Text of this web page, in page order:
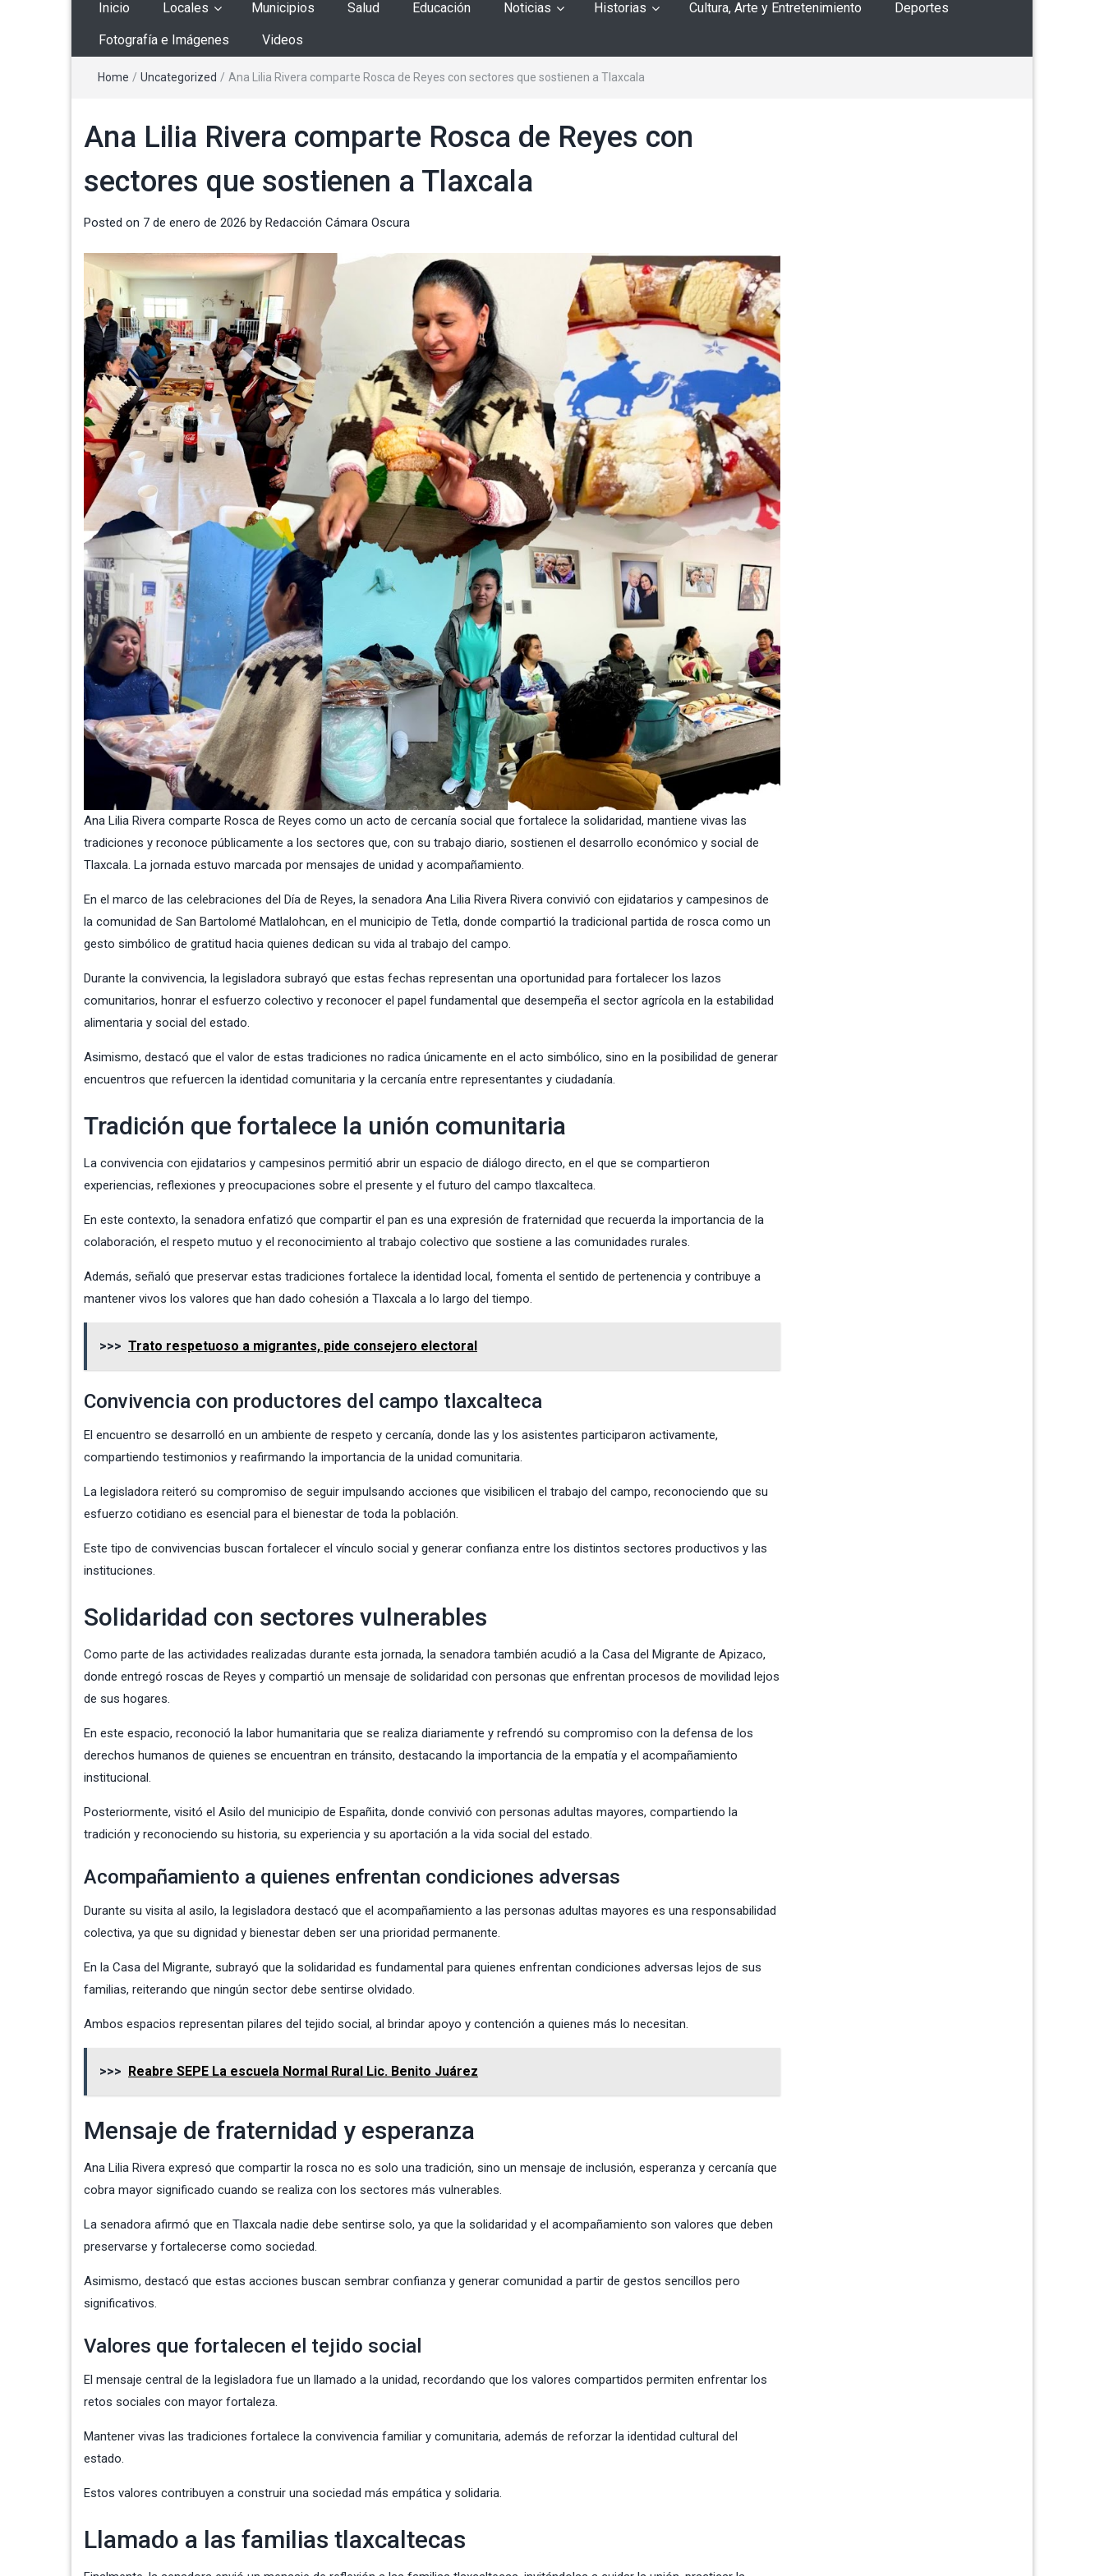
Inicio Locales Municipios Salud Educación Noticias Historias Cultura, Arte y Entretenimiento Deportes
Fotografía e Imágenes Videos
Home / Uncategorized / Ana Lilia Rivera comparte Rosca de Reyes con sectores que sostienen a Tlaxcala
Ana Lilia Rivera comparte Rosca de Reyes con
sectores que sostienen a Tlaxcala
Posted on 7 de enero de 2026 by Redacción Cámara Oscura
Ana Lilia Rivera comparte Rosca de Reyes como un acto de cercanía social que fortalece la solidaridad, mantiene vivas las
tradiciones y reconoce públicamente a los sectores que, con su trabajo diario, sostienen el desarrollo económico y social de
Tlaxcala. La jornada estuvo marcada por mensajes de unidad y acompañamiento.
En el marco de las celebraciones del Día de Reyes, la senadora Ana Lilia Rivera Rivera convivió con ejidatarios y campesinos de
la comunidad de San Bartolomé Matlalohcan, en el municipio de Tetla, donde compartió la tradicional partida de rosca como un
gesto simbólico de gratitud hacia quienes dedican su vida al trabajo del campo.
Durante la convivencia, la legisladora subrayó que estas fechas representan una oportunidad para fortalecer los lazos
comunitarios, honrar el esfuerzo colectivo y reconocer el papel fundamental que desempeña el sector agrícola en la estabilidad
alimentaria y social del estado.
Asimismo, destacó que el valor de estas tradiciones no radica únicamente en el acto simbólico, sino en la posibilidad de generar
encuentros que refuercen la identidad comunitaria y la cercanía entre representantes y ciudadanía.
Tradición que fortalece la unión comunitaria
La convivencia con ejidatarios y campesinos permitió abrir un espacio de diálogo directo, en el que se compartieron
experiencias, reflexiones y preocupaciones sobre el presente y el futuro del campo tlaxcalteca.
En este contexto, la senadora enfatizó que compartir el pan es una expresión de fraternidad que recuerda la importancia de la
colaboración, el respeto mutuo y el reconocimiento al trabajo colectivo que sostiene a las comunidades rurales.
Además, señaló que preservar estas tradiciones fortalece la identidad local, fomenta el sentido de pertenencia y contribuye a
mantener vivos los valores que han dado cohesión a Tlaxcala a lo largo del tiempo.
>>> Trato respetuoso a migrantes, pide consejero electoral
Convivencia con productores del campo tlaxcalteca
El encuentro se desarrolló en un ambiente de respeto y cercanía, donde las y los asistentes participaron activamente,
compartiendo testimonios y reafirmando la importancia de la unidad comunitaria.
La legisladora reiteró su compromiso de seguir impulsando acciones que visibilicen el trabajo del campo, reconociendo que su
esfuerzo cotidiano es esencial para el bienestar de toda la población.
Este tipo de convivencias buscan fortalecer el vínculo social y generar confianza entre los distintos sectores productivos y las
instituciones.
Solidaridad con sectores vulnerables
Como parte de las actividades realizadas durante esta jornada, la senadora también acudió a la Casa del Migrante de Apizaco,
donde entregó roscas de Reyes y compartió un mensaje de solidaridad con personas que enfrentan procesos de movilidad lejos
de sus hogares.
En este espacio, reconoció la labor humanitaria que se realiza diariamente y refrendó su compromiso con la defensa de los
derechos humanos de quienes se encuentran en tránsito, destacando la importancia de la empatía y el acompañamiento
institucional.
Posteriormente, visitó el Asilo del municipio de Españita, donde convivió con personas adultas mayores, compartiendo la
tradición y reconociendo su historia, su experiencia y su aportación a la vida social del estado.
Acompañamiento a quienes enfrentan condiciones adversas
Durante su visita al asilo, la legisladora destacó que el acompañamiento a las personas adultas mayores es una responsabilidad
colectiva, ya que su dignidad y bienestar deben ser una prioridad permanente.
En la Casa del Migrante, subrayó que la solidaridad es fundamental para quienes enfrentan condiciones adversas lejos de sus
familias, reiterando que ningún sector debe sentirse olvidado.
Ambos espacios representan pilares del tejido social, al brindar apoyo y contención a quienes más lo necesitan.
>>> Reabre SEPE La escuela Normal Rural Lic. Benito Juárez
Mensaje de fraternidad y esperanza
Ana Lilia Rivera expresó que compartir la rosca no es solo una tradición, sino un mensaje de inclusión, esperanza y cercanía que
cobra mayor significado cuando se realiza con los sectores más vulnerables.
La senadora afirmó que en Tlaxcala nadie debe sentirse solo, ya que la solidaridad y el acompañamiento son valores que deben
preservarse y fortalecerse como sociedad.
Asimismo, destacó que estas acciones buscan sembrar confianza y generar comunidad a partir de gestos sencillos pero
significativos.
Valores que fortalecen el tejido social
El mensaje central de la legisladora fue un llamado a la unidad, recordando que los valores compartidos permiten enfrentar los
retos sociales con mayor fortaleza.
Mantener vivas las tradiciones fortalece la convivencia familiar y comunitaria, además de reforzar la identidad cultural del
estado.
Estos valores contribuyen a construir una sociedad más empática y solidaria.
Llamado a las familias tlaxcaltecas